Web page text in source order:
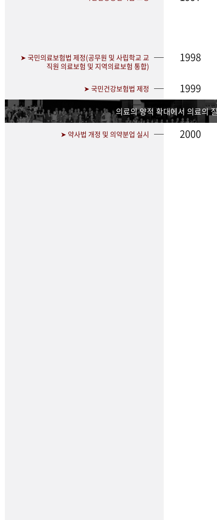
➤ 국민의료보험법 제정(공무원 및 사립학교 교
직원 의료보험 및 지역의료보험 통합)
1998
➤ 국민건강보험법 제정 1999
의료의 양적 확대에서 의료의
➤ 약사법 개정 및 의약분업 실시 2000